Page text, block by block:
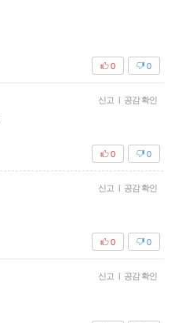
0
0
신고 | 공감 확인
0
0
신고 | 공감 확인
0
0
신고 | 공감 확인